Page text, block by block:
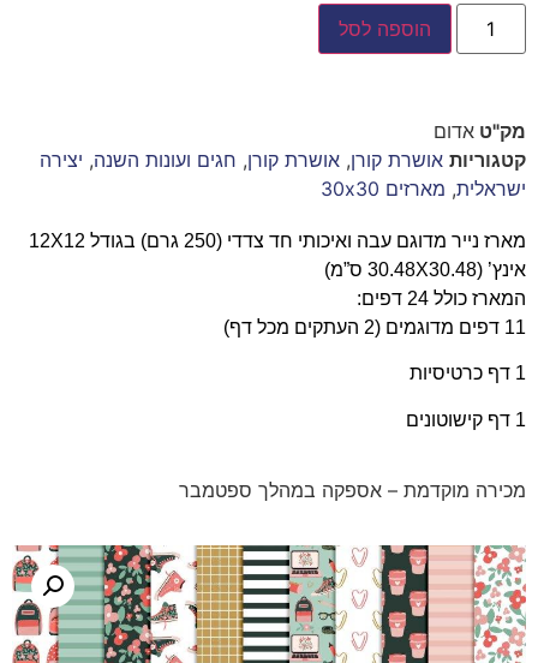
הוספה לסל
מק"ט אדום
קטגוריות אושרת קורן, אושרת קורן, חגים ועונות השנה, יצירה
ישראלית, מארזים 30x30
מארז נייר מדוגם עבה ואיכותי חד צדדי (250 גרם) בגודל 12X12
אינץ’ (30.48X30.48 ס”מ)
המארז כולל 24 דפים:
11 דפים מדוגמים (2 העתקים מכל דף)
1 דף כרטיסיות
1 דף קישוטונים
מכירה מוקדמת – אספקה במהלך ספטמבר